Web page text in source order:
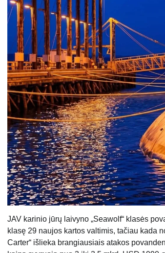
JAV karinio jūrų laivyno „Seawolf“ klasės
klasę 29 naujos kartos valtimis, tačiau kada
Carter“ išlieka brangiausiais atakos